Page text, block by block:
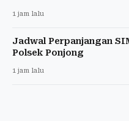
1 jam lalu
Jadwal Perpanjangan
Polsek Ponjong
1 jam lalu